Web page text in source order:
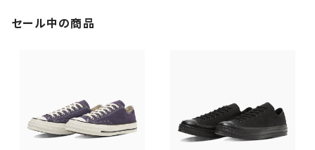
セール中の商品